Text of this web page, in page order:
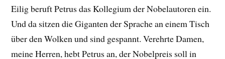
Eilig beruft Petrus das Kollegium der Nobelautoren ein.
Und da sitzen die Giganten der Sprache an einem Tisch
über den Wolken und sind gespannt. Verehrte Damen,
meine Herren, hebt Petrus an, der Nobelpreis soll in